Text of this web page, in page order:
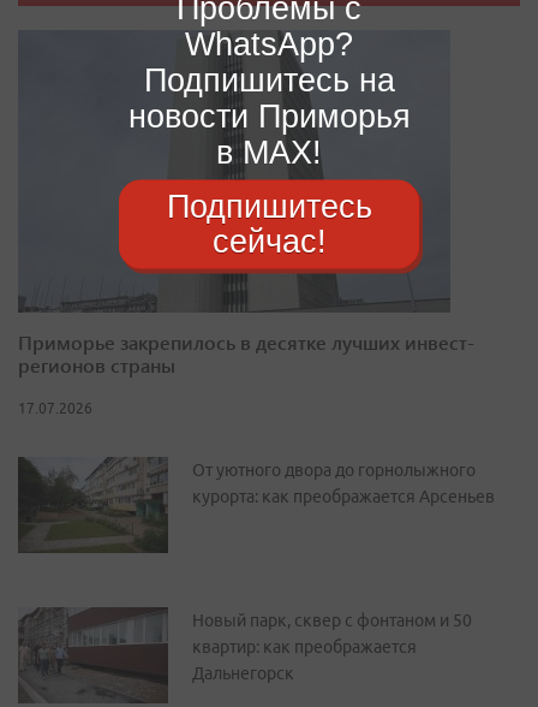
Приморье закрепилось в десятке лучших инвест-
регионов страны
17.07.2026
От уютного двора до горнолыжного
курорта: как преображается Арсеньев
Новый парк, сквер с фонтаном и 50
квартир: как преображается
Дальнегорск
Проблемы с
WhatsApp?
Подпишитесь на
новости Приморья
в MAX!
Подпишитесь
сейчас!